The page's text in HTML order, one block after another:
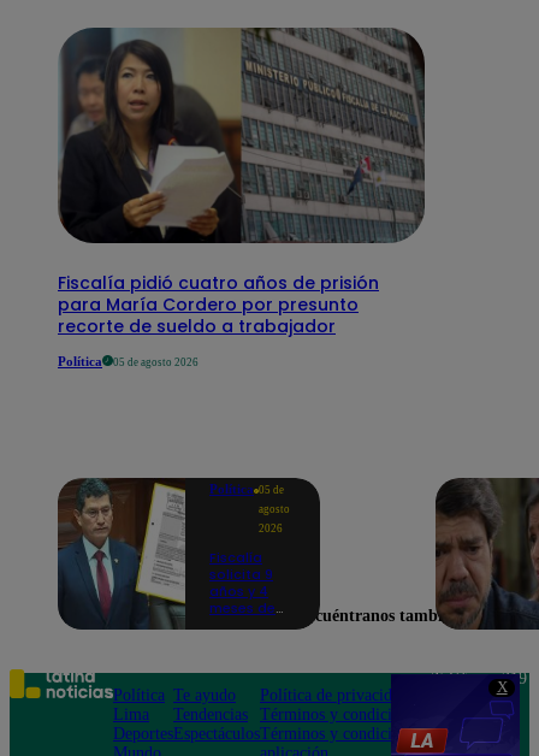
X
Fiscalía pidió cuatro años de prisión
para María Cordero por presunto
recorte de sueldo a trabajador
Política 05 de agosto 2026
Política 05 de
agosto
2026
Fiscalía
solicita 9
años y 4
meses de
Colchado
por dos
presuntos
delitos
Encuéntranos también en
Política
Lima
Deportes
Te ayudo
Tendencias
Espectáculos
Política de privacidad
Términos y condiciones
Términos y condiciones
Teléfono: 219
Av. San
Felipe 968